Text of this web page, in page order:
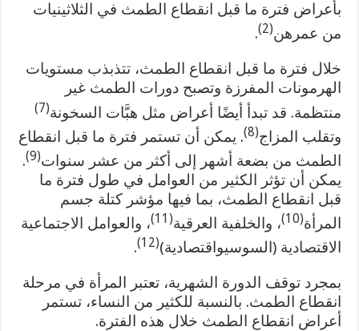
بأعراض فترة ما قبل انقطاع الطمث في الثلاثينيات
من عمرهن(2)
.
خلال فترة ما قبل انقطاع الطمث، تتذبذب مستويات
الهرمونات المفرزة وتصبح دورات الطمث غير
منتظمة. قد تبدأ أيضًا أعراض مثل هبَّات السخونة(7)
وتقلب المزاج(8)
. يمكن أن تستمر فترة ما قبل انقطاع
الطمث من بضعة أشهر إلى أكثر من عشر سنوات(9)
.
يمكن أن تؤثر الكثير من العوامل في طول فترة ما
قبل انقطاع الطمث، بما فيها مؤشر كتلة جسم
المرأة(10) ، والخلفية العرقية(11)
، والعوامل الاجتماعية
الاقتصادية (السوسيواقتصادية)(12)
.
بمجرد توقف الدورة الشهرية، تعتبر المرأة في مرحلة
انقطاع الطمث. بالنسبة للكثير من النساء، تستمر
أعراض انقطاع الطمث خلال هذه الفترة.